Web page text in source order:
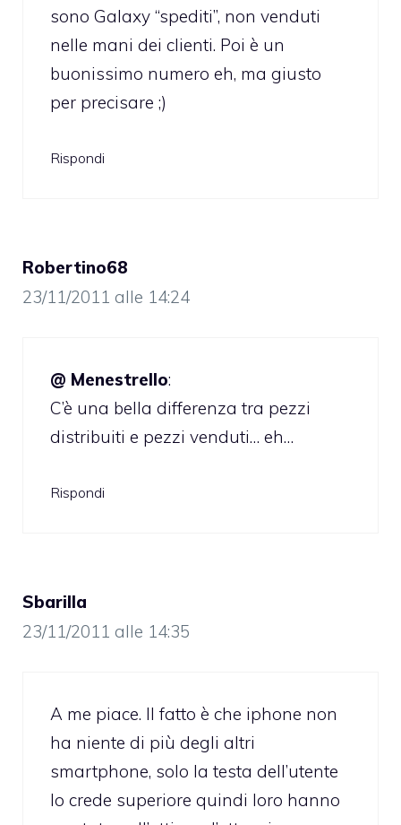
sono Galaxy “spediti”, non venduti
nelle mani dei clienti. Poi è un
buonissimo numero eh, ma giusto
per precisare ;)
Rispondi
Robertino68
23/11/2011 alle 14:24
@ Menestrello:
C’è una bella differenza tra pezzi
distribuiti e pezzi venduti… eh…
Rispondi
Sbarilla
23/11/2011 alle 14:35
A me piace. Il fatto è che iphone non
ha niente di più degli altri
smartphone, solo la testa dell’utente
lo crede superiore quindi loro hanno